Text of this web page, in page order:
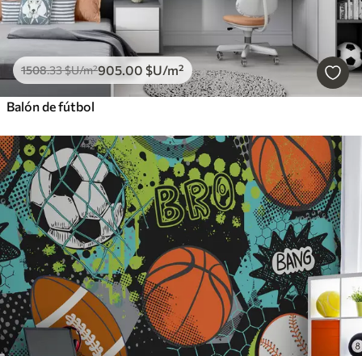
1508.33$U/m²905.00 $U/m²
Balón de fútbol